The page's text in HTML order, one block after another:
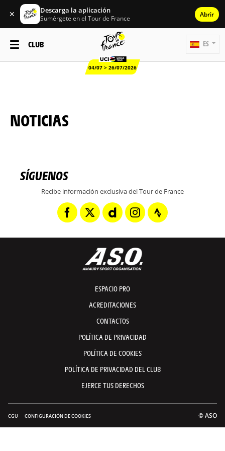
✕ Descarga la aplicación
Sumérgete en el Tour de France Abrir
CLUB
04/07 > 26/07/2026
ES
NOTICIAS
SÍGUENOS
Recibe información exclusiva del Tour de France
ESPACIO PRO
ACREDITACIONES
CONTACTOS
POLÍTICA DE PRIVACIDAD
POLÍTICA DE COOKIES
POLÍTICA DE PRIVACIDAD DEL CLUB
EJERCE TUS DERECHOS
CGU CONFIGURACIÓN DE COOKIES © ASO